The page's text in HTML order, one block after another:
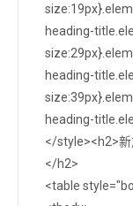
heading-
heading-
heading-
</style><h2>
</h2>
<table